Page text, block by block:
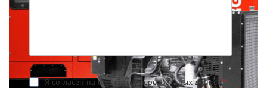
Я согласен на обработку персональных данных*